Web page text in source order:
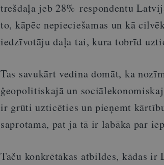
trešdaļa jeb 28% respondentu
to, kāpēc nepieciešamas un kā
iedzīvotāju daļa tai, kura tobrīd
Tas savukārt vedina domāt, ka
ģeopolitiskajā un
ir grūti uzticēties un pieņemt
saprotama, pat ja tā ir labāka par
Taču konkrētākas atbildes, kādas